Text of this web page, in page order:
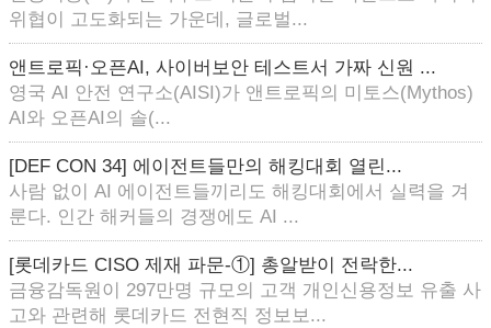
위협이 고도화되는 가운데, 글로벌...
앤트로픽·오픈AI, 사이버보안 테스트서 가짜 신원 ...
영국 AI 안전 연구소(AISI)가 앤트로픽의 미토스(Mythos)
AI와 오픈AI의 솔(...
[DEF CON 34] 에이전트들만의 해킹대회 열린...
사람 없이 AI 에이전트들끼리도 해킹대회에서 실력을 겨
룬다. 인간 해커들의 경쟁에도 AI ...
[롯데카드 CISO 제재 파문-①] 총알받이 전락한...
금융감독원이 297만명 규모의 고객 개인신용정보 유출 사
고와 관련해 롯데카드 전현직 정보보...